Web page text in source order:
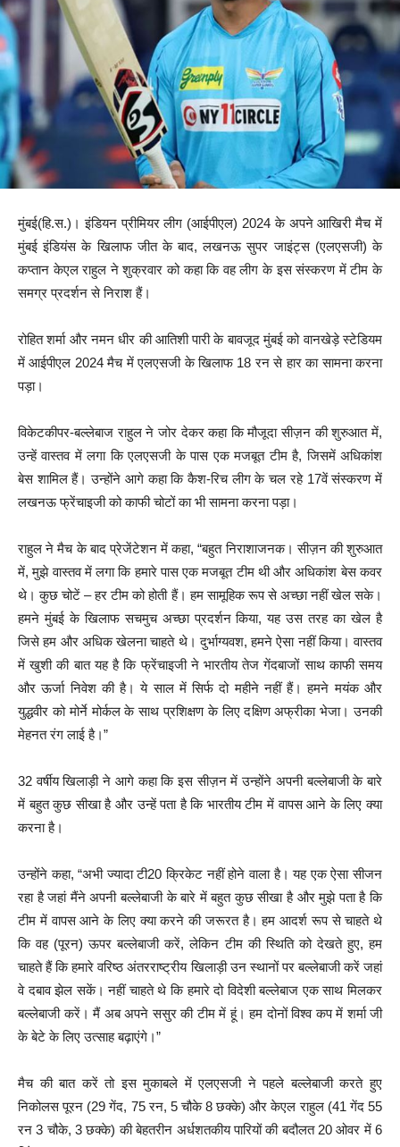
मुंबई(हि.स.)। इंडियन प्रीमियर लीग (आईपीएल) 2024 के अपने आखिरी मैच में
मुंबई इंडियंस के खिलाफ जीत के बाद, लखनऊ सुपर जाइंट्स (एलएसजी) के
कप्तान केएल राहुल ने शुक्रवार को कहा कि वह लीग के इस संस्करण में टीम के
समग्र प्रदर्शन से निराश हैं।
रोहित शर्मा और नमन धीर की आतिशी पारी के बावजूद मुंबई को वानखेड़े स्टेडियम
में आईपीएल 2024 मैच में एलएसजी के खिलाफ 18 रन से हार का सामना करना
पड़ा।
विकेटकीपर-बल्लेबाज राहुल ने जोर देकर कहा कि मौजूदा सीज़न की शुरुआत में,
उन्हें वास्तव में लगा कि एलएसजी के पास एक मजबूत टीम है, जिसमें अधिकांश
बेस शामिल हैं। उन्होंने आगे कहा कि कैश-रिच लीग के चल रहे 17वें संस्करण में
लखनऊ फ्रेंचाइजी को काफी चोटों का भी सामना करना पड़ा।
राहुल ने मैच के बाद प्रेजेंटेशन में कहा, “बहुत निराशाजनक। सीज़न की शुरुआत
में, मुझे वास्तव में लगा कि हमारे पास एक मजबूत टीम थी और अधिकांश बेस कवर
थे। कुछ चोटें – हर टीम को होती हैं। हम सामूहिक रूप से अच्छा नहीं खेल सके।
हमने मुंबई के खिलाफ सचमुच अच्छा प्रदर्शन किया, यह उस तरह का खेल है
जिसे हम और अधिक खेलना चाहते थे। दुर्भाग्यवश, हमने ऐसा नहीं किया। वास्तव
में खुशी की बात यह है कि फ्रेंचाइजी ने भारतीय तेज गेंदबाजों साथ काफी समय
और ऊर्जा निवेश की है। ये साल में सिर्फ दो महीने नहीं हैं। हमने मयंक और
युद्धवीर को मोर्ने मोर्कल के साथ प्रशिक्षण के लिए दक्षिण अफ्रीका भेजा। उनकी
मेहनत रंग लाई है।”
32 वर्षीय खिलाड़ी ने आगे कहा कि इस सीज़न में उन्होंने अपनी बल्लेबाजी के बारे
में बहुत कुछ सीखा है और उन्हें पता है कि भारतीय टीम में वापस आने के लिए क्या
करना है।
उन्होंने कहा, “अभी ज्यादा टी20 क्रिकेट नहीं होने वाला है। यह एक ऐसा सीजन
रहा है जहां मैंने अपनी बल्लेबाजी के बारे में बहुत कुछ सीखा है और मुझे पता है कि
टीम में वापस आने के लिए क्या करने की जरूरत है। हम आदर्श रूप से चाहते थे
कि वह (पूरन) ऊपर बल्लेबाजी करें, लेकिन टीम की स्थिति को देखते हुए, हम
चाहते हैं कि हमारे वरिष्ठ अंतरराष्ट्रीय खिलाड़ी उन स्थानों पर बल्लेबाजी करें जहां
वे दबाव झेल सकें। नहीं चाहते थे कि हमारे दो विदेशी बल्लेबाज एक साथ मिलकर
बल्लेबाजी करें। मैं अब अपने ससुर की टीम में हूं। हम दोनों विश्व कप में शर्मा जी
के बेटे के लिए उत्साह बढ़ाएंगे।”
मैच की बात करें तो इस मुकाबले में एलएसजी ने पहले बल्लेबाजी करते हुए
निकोलस पूरन (29 गेंद, 75 रन, 5 चौके 8 छक्के) और केएल राहुल (41 गेंद 55
रन 3 चौके, 3 छक्के) की बेहतरीन अर्धशतकीय पारियों की बदौलत 20 ओवर में 6